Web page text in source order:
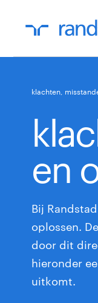
klachten,
en
Bij
oplossen.
door dit
hieronder
uitkomt.